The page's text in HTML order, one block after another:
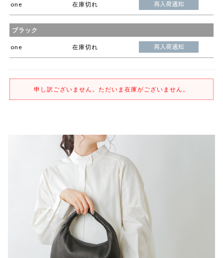
one 在庫切れ
ブラック
one 在庫切れ
申し訳ございません。ただいま在庫がございません。